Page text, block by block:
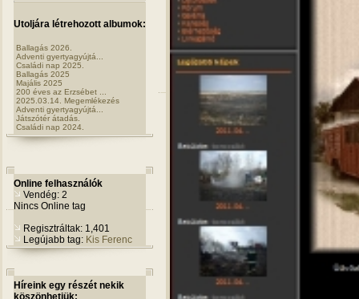
Utoljára létrehozott albumok:
Ballagás 2026.
Adventi gyertyagyújtá...
Családi nap 2025.
Ballagás 2025
Majális 2025
200 éves az Erzsébet ...
2025.03.14. Megemlékezés
Adventi gyertyagyújtá...
Játszótér átadás.
Családi nap 2024.
Online felhasználók
Vendég: 2
Nincs Online tag
Regisztráltak: 1,401
Legújabb tag: Kis Ferenc
Híreink egy részét nekik
köszönhetjük: